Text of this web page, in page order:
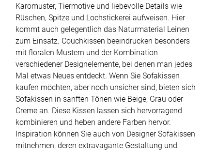
Karomuster, Tiermotive und liebevolle Details wie
Rüschen, Spitze und Lochstickerei aufweisen. Hier
kommt auch gelegentlich das Naturmaterial Leinen
zum Einsatz. Couchkissen beeindrucken besonders
mit floralen Mustern und der Kombination
verschiedener Designelemente, bei denen man jedes
Mal etwas Neues entdeckt. Wenn Sie Sofakissen
kaufen möchten, aber noch unsicher sind, bieten sich
Sofakissen in sanften Tönen wie Beige, Grau oder
Creme an. Diese Kissen lassen sich hervorragend
kombinieren und heben andere Farben hervor.
Inspiration können Sie auch von Designer Sofakissen
mitnehmen, deren extravagante Gestaltung und